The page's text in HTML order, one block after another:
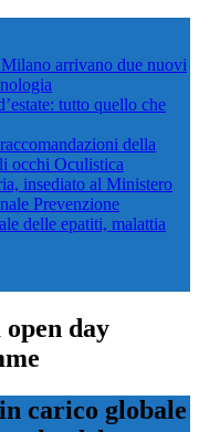
arrivano due nuovi
tutto quello che
della
occhi Oculistica
insediato al Ministero
Prevenzione
delle epatiti, malattia
day
carico globale